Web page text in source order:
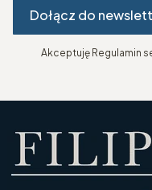
Dołącz do
Akceptuję Regulamin